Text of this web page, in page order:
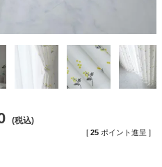
(税込)
[ 25 ポイント進呈 ]